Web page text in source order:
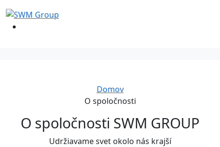
O spoločnosti SWM GROUP
Udržiavame svet okolo nás krajší
Domov
O spoločnosti